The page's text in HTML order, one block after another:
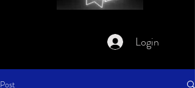
Login
Post